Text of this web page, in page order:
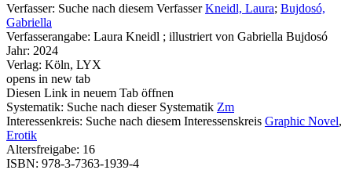
Verfasser: Suche nach diesem Verfasser Kneidl, Laura; Bujdosó,
Gabriella
Verfasserangabe: Laura Kneidl ; illustriert von Gabriella Bujdosó
Jahr: 2024
Verlag: Köln, LYX
opens in new tab
Diesen Link in neuem Tab öffnen
Systematik: Suche nach dieser Systematik Zm
Interessenkreis: Suche nach diesem Interessenskreis Graphic Novel,
Erotik
Altersfreigabe: 16
ISBN: 978-3-7363-1939-4